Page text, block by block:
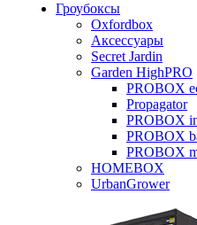
Гроубоксы
Oxfordbox
Аксессуары
Secret Jardin
Garden HighPRO
PROBOX
Propagator
PROBOX
PROBOX
PROBOX
HOMEBOX
UrbanGrower